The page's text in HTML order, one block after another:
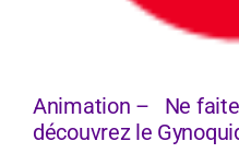
Animation – Ne
découvrez le